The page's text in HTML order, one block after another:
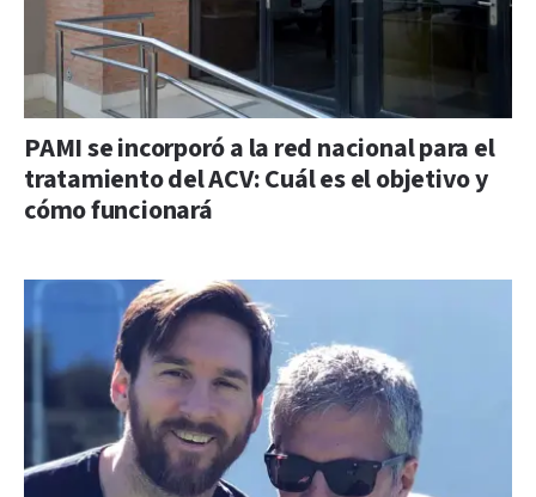
PAMI se incorporó a la red nacional para el
tratamiento del ACV: Cuál es el objetivo y
cómo funcionará